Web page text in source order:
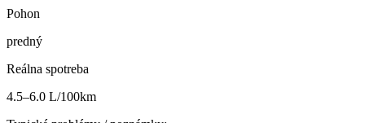
Pohon
predný
Reálna spotreba
4.5–6.0 L/100km